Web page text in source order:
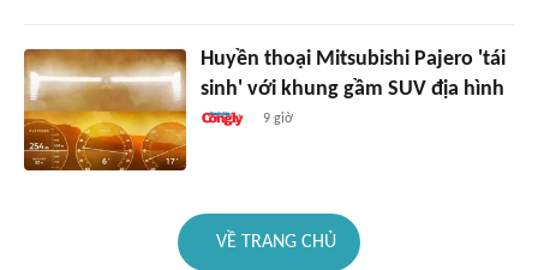
Huyền thoại Mitsubishi Pajero 'tái
sinh' với khung gầm SUV địa hình
9 giờ
VỀ TRANG CHỦ